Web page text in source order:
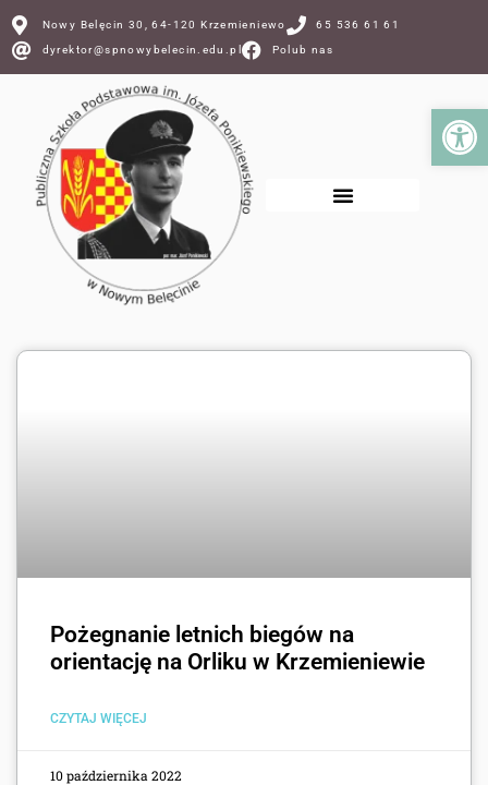
Nowy Belęcin 30, 64-120 Krzemieniewo 65 536 61 61
dyrektor@spnowybelecin.edu.pl Polub nas
Pożegnanie letnich biegów na
orientację na Orliku w Krzemieniewie
CZYTAJ WIĘCEJ
10 października 2022